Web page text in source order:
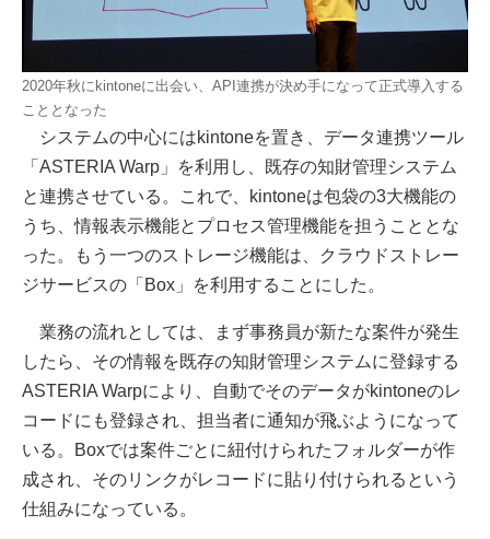
2020年秋にkintoneに出会い、API連携が決め手になって正式導入する
こととなった
システムの中心にはkintoneを置き、データ連携ツール
「ASTERIA Warp」を利用し、既存の知財管理システム
と連携させている。これで、kintoneは包袋の3大機能の
うち、情報表示機能とプロセス管理機能を担うこととな
った。もう一つのストレージ機能は、クラウドストレー
ジサービスの「Box」を利用することにした。
業務の流れとしては、まず事務員が新たな案件が発生
したら、その情報を既存の知財管理システムに登録する
ASTERIA Warpにより、自動でそのデータがkintoneのレ
コードにも登録され、担当者に通知が飛ぶようになって
いる。Boxでは案件ごとに紐付けられたフォルダーが作
成され、そのリンクがレコードに貼り付けられるという
仕組みになっている。